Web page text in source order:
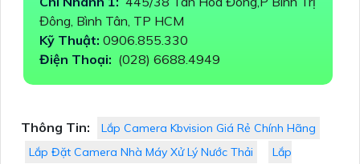
Đông, Bình Tân, TP HCM
Kỹ Thuật: 0906.855.330
Điện Thoại: (028) 6688.4949
Thông Tin:
Lắp Camera Kbvision Giá Rẻ Chính Hãng
Lắp Đặt Camera Nhà Máy Xử Lý Nước Thải
Lắp